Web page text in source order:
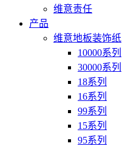
维意责任
产品
维意地板装饰纸
10000系列
30000系列
18系列
16系列
99系列
15系列
95系列